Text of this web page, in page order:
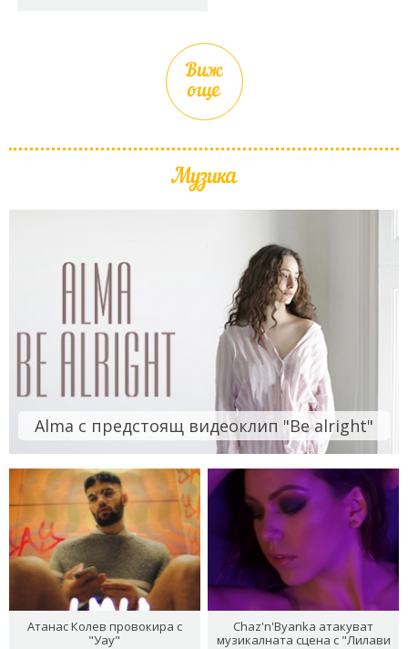
Виж
още
Музика
Alma с предстоящ видеоклип "Be alright"
Атанас Колев провокира с
"Уау"
Chaz'n'Byanka атакуват
музикалната сцена с "Лилави